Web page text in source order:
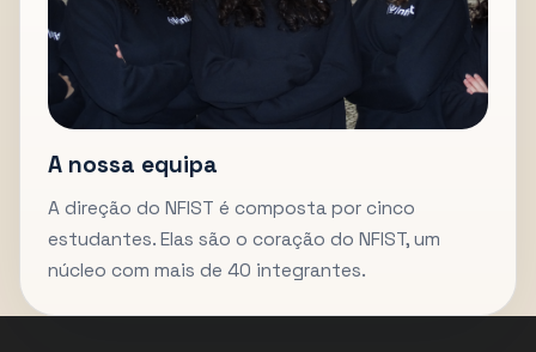
A nossa equipa
A direção do NFIST é composta por cinco
estudantes. Elas são o coração do NFIST, um
núcleo com mais de 40 integrantes.